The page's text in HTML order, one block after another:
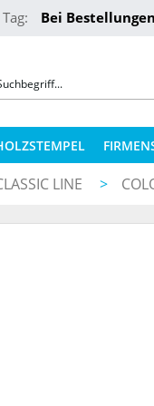
Bei
LINE >